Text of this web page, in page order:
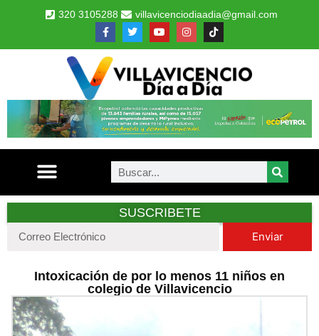
320 3105288 villavicenciodiaadia@gmail.com
SUSCRIBETE
Enviar
Intoxicación de por lo menos 11 niños en
colegio de Villavicencio